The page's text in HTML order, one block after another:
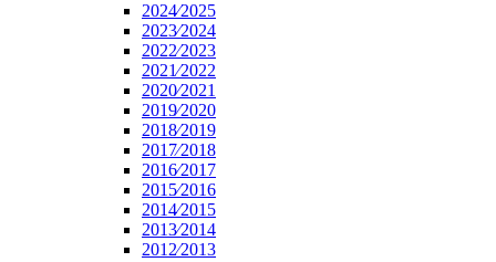
2024⁄2025
2023⁄2024
2022⁄2023
2021⁄2022
2020⁄2021
2019⁄2020
2018⁄2019
2017⁄2018
2016⁄2017
2015⁄2016
2014⁄2015
2013⁄2014
2012⁄2013